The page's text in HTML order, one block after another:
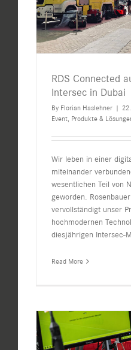
RDS Connected
Intersec in Dubai
By Florian Haslehner |
Event, Produkte &
Wir leben in einer
miteinander
wesentlichen Teil von
geworden.
vervollständigt unser
hochmodernen
diesjährigen Intersec-
Read More